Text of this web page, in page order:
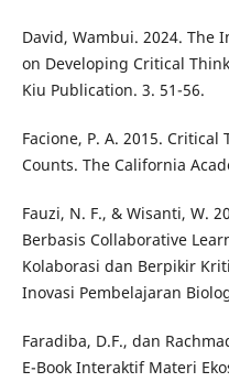
David, Wambui. 2024. The
on Developing Critical
Kiu Publication. 3. 51-56.
Facione, P. A. 2015.
Counts. The California
Fauzi, N. F., & Wisanti, W.
Berbasis Collaborative
Kolaborasi dan Berpikir
Inovasi Pembelajaran
Faradiba, D.F., dan
E-Book Interaktif Materi